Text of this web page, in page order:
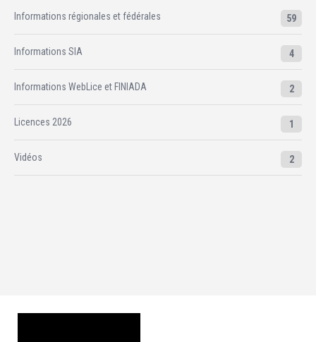
Informations régionales et fédérales 59
Informations SIA 4
Informations WebLice et FINIADA 2
Licences 2026 1
Vidéos 2